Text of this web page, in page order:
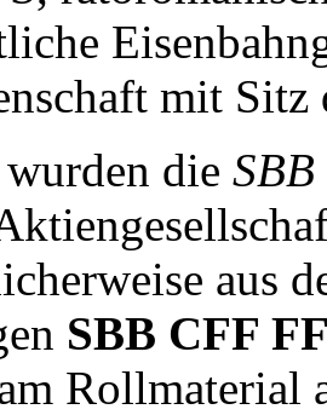
mit
die SBB
aus
SBB CFF
Rollmaterial